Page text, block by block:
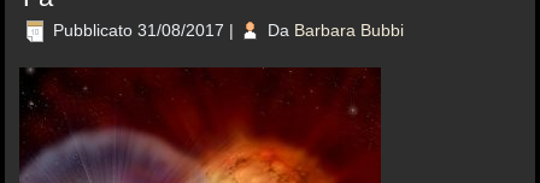
Pubblicato 31/08/2017 | Da Barbara Bubbi